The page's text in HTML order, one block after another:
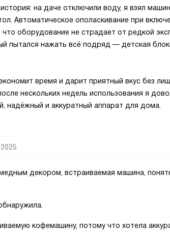
на даче отключили воду, я взял
Автоматическое ополаскивание при
что оборудование не страдает от редкой
пытался нажать всё подряд — детская
время и дарит приятный вкус без
нескольких недель использования я
надёжный и аккуратный аппарат для дома.
декором, встраиваемая машина,
кофемашину, потому что хотела